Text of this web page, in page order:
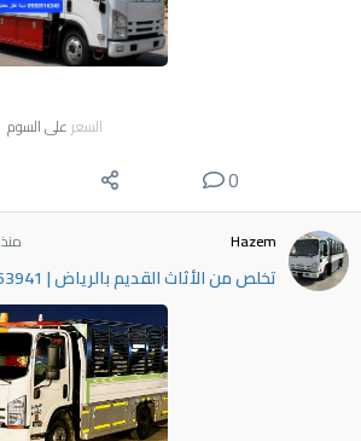
السعر على السوم
0
Hazem منذ 4 ساعات
​تخلص من الأثاث القديم بالرياض | 0531863941 ????